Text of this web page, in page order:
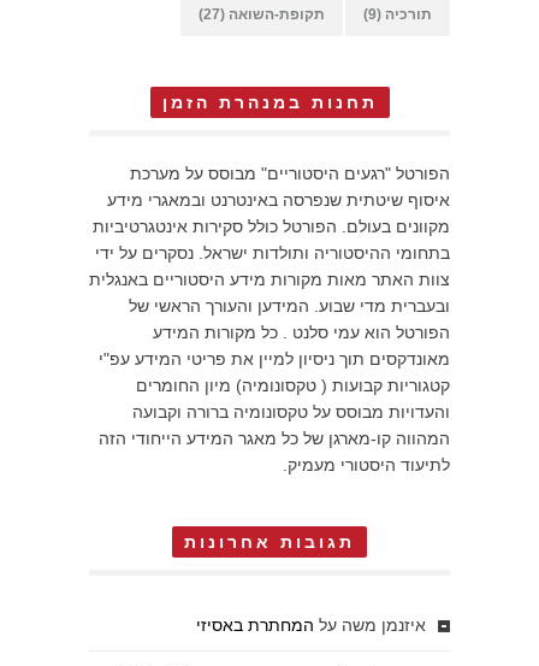
תורכיה (9) תקופת-השואה (27)
תחנות במנהרת הזמן
הפורטל "רגעים היסטוריים" מבוסס על מערכת
איסוף שיטתית שנפרסה באינטרנט ובמאגרי מידע
מקוונים בעולם. הפורטל כולל סקירות אינטגרטיביות
בתחומי ההיסטוריה ותולדות ישראל. נסקרים על ידי
צוות האתר מאות מקורות מידע היסטוריים באנגלית
ובעברית מדי שבוע. המידען והעורך הראשי של
הפורטל הוא עמי סלנט . כל מקורות המידע
מאונדקסים תוך ניסיון למיין את פריטי המידע עפ"י
קטגוריות קבועות ( טקסונומיה) מיון החומרים
והעדויות מבוסס על טקסונומיה ברורה וקבועה
המהווה קו-מארגן של כל מאגר המידע הייחודי הזה
לתיעוד היסטורי מעמיק.
תגובות אחרונות
איזנמן משה על המחתרת באסיזי